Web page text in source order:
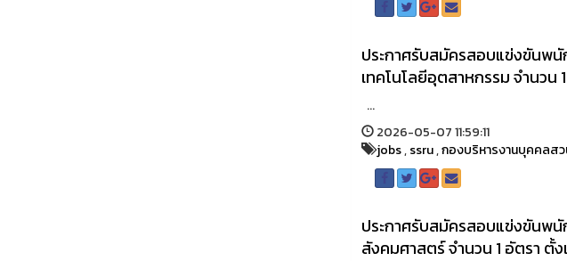
ประกาศรับสมัครสอบแข่งขันพ
เทคโนโลยีอุตสาหกรรม จำนว
...
2026-05-07 11:59:11
jobs,ssru,กองบริหารงานบุคคลส
ประกาศรับสมัครสอบแข่งขันพ
สังคมศาสตร์ จำนวน 1 อัตรา ตั้